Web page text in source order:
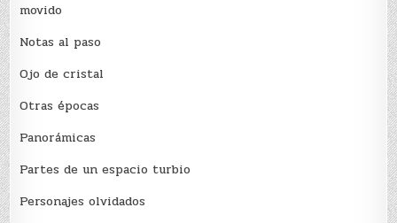
movido
Notas al paso
Ojo de cristal
Otras épocas
Panorámicas
Partes de un espacio turbio
Personajes olvidados